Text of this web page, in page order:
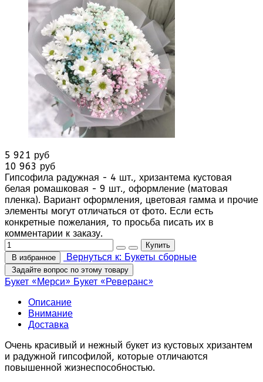
5 921 руб
10 963 руб
Гипсофила радужная - 4 шт., хризантема кустовая
белая ромашковая - 9 шт., оформление (матовая
пленка). Вариант оформления, цветовая гамма и прочие
элементы могут отличаться от фото. Если есть
конкретные пожелания, то просьба писать их в
комментарии к заказу.
В избранное Вернуться к: Букеты сборные
Задайте вопрос по этому товару
Букет «Мерси» Букет «Реверанс»
Описание
Внимание
Доставка
Очень красивый и нежный букет из кустовых хризантем
и радужной гипсофилой, которые отличаются
повышенной жизнеспособностью.